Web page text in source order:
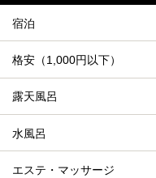
宿泊
格安（1,000円以下）
露天風呂
水風呂
エステ・マッサージ